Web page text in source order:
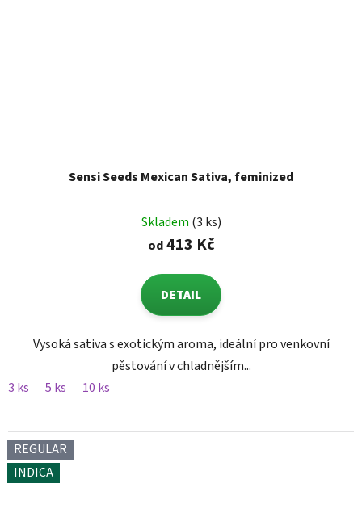
Sensi Seeds Mexican Sativa, feminized
Skladem (3 ks)
od413 Kč
DETAIL
Vysoká sativa s exotickým aroma, ideální pro venkovní
pěstování v chladnějším...
3 ks
5 ks 10 ks
REGULAR
INDICA